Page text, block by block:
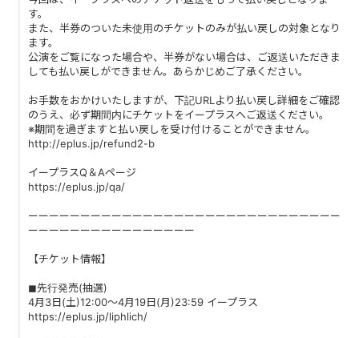
す。
また、半券のついた未使用のチケットのみが払い戻しの対象となり
ます。
公演をご覧になった場合や、半券がない場合は、ご返送いただきま
しても払い戻しができません。あらかじめご了承ください。
お手数をおかけいたしますが、下記URLより払い戻し詳細をご確認
のうえ、必ず期間内にチケットをイープラスへご返送ください。
※期間を過ぎますと払い戻しを受け付けることができません。
http://eplus.jp/refund2-b
イープラスQ＆Aページ
https://eplus.jp/qa/
ーーーーーーーーーーーーーーーーーーーーーーーーーーーーーー
ーーーーーーーーーーーーーーーー
【チケット情報】
◼︎先行発売(抽選)
4月3日(土)12:00〜4月19日(月)23:59 イープラス
https://eplus.jp/liphlich/